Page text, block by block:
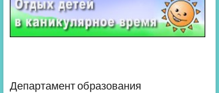
Департамент образования